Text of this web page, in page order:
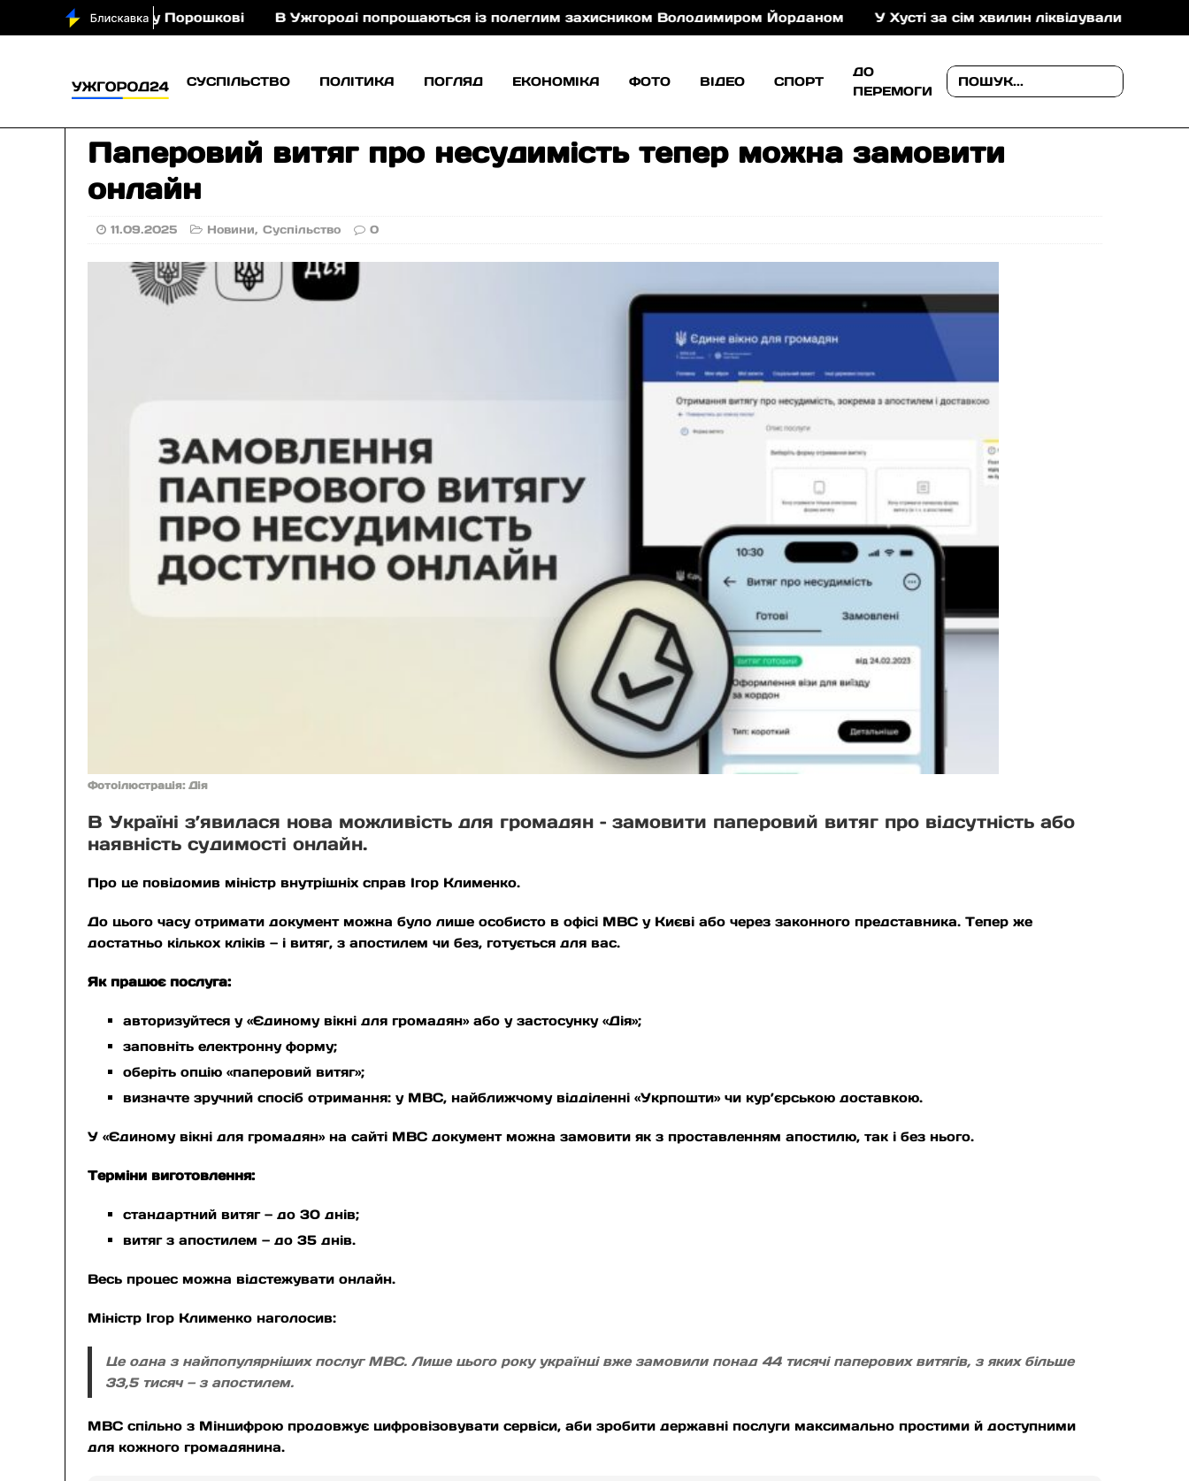
з кіньми у Порошкові В Ужгороді попрощаються із полеглим захисником Володимиром Йорданом У Хусті за сім хвилин ліквідували пожежу в
СУСПІЛЬСТВО ПОЛІТИКА ПОГЛЯД ЕКОНОМІКА ФОТО ВІДЕО СПОРТ
ДО
ПЕРЕМОГИ
Паперовий витяг про несудимість тепер можна замовити
онлайн
11.09.2025 Новини,Суспільство 0
Фотоілюстрація: Дія
В Україні з’явилася нова можливість для громадян – замовити паперовий витяг про відсутність або
наявність судимості онлайн.
Про це повідомив міністр внутрішніх справ Ігор Клименко.
До цього часу отримати документ можна було лише особисто в офісі МВС у Києві або через законного представника. Тепер же
достатньо кількох кліків — і витяг, з апостилем чи без, готується для вас.
Як працює послуга:
авторизуйтеся у «Єдиному вікні для громадян» або у застосунку «Дія»;
заповніть електронну форму;
оберіть опцію «паперовий витяг»;
визначте зручний спосіб отримання: у МВС, найближчому відділенні «Укрпошти» чи кур’єрською доставкою.
У «Єдиному вікні для громадян» на сайті МВС документ можна замовити як з проставленням апостилю, так і без нього.
Терміни виготовлення:
стандартний витяг — до 30 днів;
витяг з апостилем — до 35 днів.
Весь процес можна відстежувати онлайн.
Міністр Ігор Клименко наголосив:
Це одна з найпопулярніших послуг МВС. Лише цього року українці вже замовили понад 44 тисячі паперових витягів, з яких більше
33,5 тисяч — з апостилем.
МВС спільно з Мінцифрою продовжує цифровізовувати сервіси, аби зробити державні послуги максимально простими й доступними
для кожного громадянина.